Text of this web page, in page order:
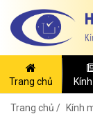
Trang chủ
Trang chủ Kính